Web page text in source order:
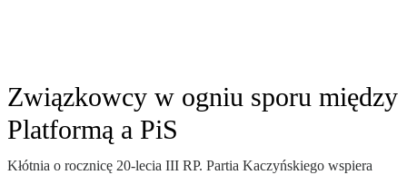
Związkowcy w ogniu sporu między
Platformą a PiS
Kłótnia o rocznicę 20-lecia III RP. Partia Kaczyńskiego wspiera